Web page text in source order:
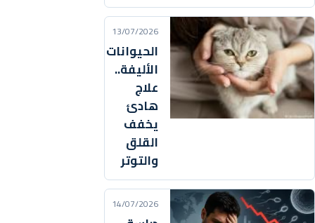
13/07/2026
الحيوانات
الأليفة..
علاج
هادئ
يخفف
القلق
والتوتر
14/07/2026